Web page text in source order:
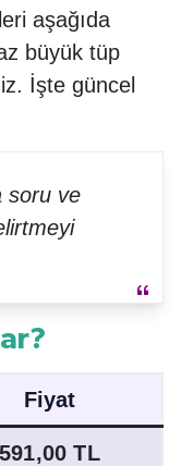
aşağıda
büyük tüp
İşte güncel
soru ve
Fiyat
591,00 TL